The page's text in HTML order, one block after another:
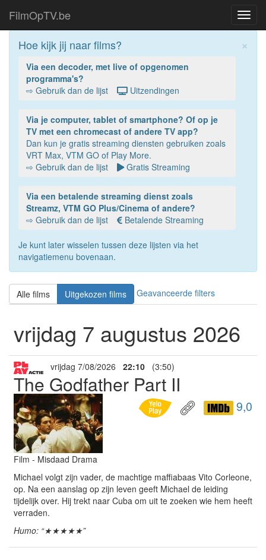
FilmOpTV.be
×
Hoe kijk jij naar films?
Via een decoder, met live of opgenomen
programma's?
⇨ Gebruik dan de lijst
Uitzendingen
Via je computer, tablet of smartphone? Of op je
TV met een chromecast of andere TV app?
Dan kun je gratis streaming diensten gebruiken zoals
VRT Max, VTM GO of Play More.
⇨ Gebruik dan de lijst
Gratis Streaming
Via een betalende streaming dienst zoals
Streamz, VTM GO Plus/Cinema of andere?
⇨ Gebruik dan de lijst
Betalende Streaming
Je kunt later wisselen tussen deze lijsten via het
navigatiemenu bovenaan.
Alle films Uitgekozen films Geavanceerde filters
vrijdag 7 augustus 2026
vrijdag 7/08/2026 22:10 (3:50)
The Godfather Part II
9,0
Film - Misdaad Drama
Michael volgt zijn vader, de machtige maffiabaas Vito Corleone,
op. Na een aanslag op zijn leven geeft Michael de leiding
tijdelijk over. Hij trekt naar Cuba om uit te zoeken wie hem heeft
verraden.
Humo: “★★★★★”